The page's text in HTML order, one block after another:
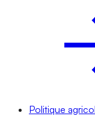
Politique